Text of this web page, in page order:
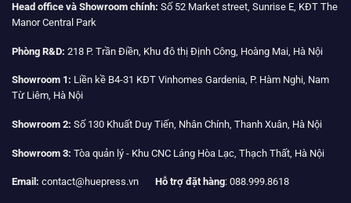
Head office và Showroom chính: Số 52 Market street, Sunrise E, KĐT The
Manor Central Park
Phòng R&D: 218 P. Trần Điền, Khu đô thị Định Công, Hoàng Mai, Hà Nội
Showroom 1: Liền kề B4-31 KĐT Vinhomes Gardenia, P. Hàm Nghi, Nam
Từ Liêm, Hà Nội
Showroom 2: Số 130 Khuất Duy Tiến, Nhân Chính, Thanh Xuân, Hà Nội
Showroom 3: Tòa quản lý - Khu CNC Láng Hòa Lạc, Thạch Thất, Hà Nội
Email: contact@huepress.vn Hỗ trợ đặt hàng: 088.999.8618